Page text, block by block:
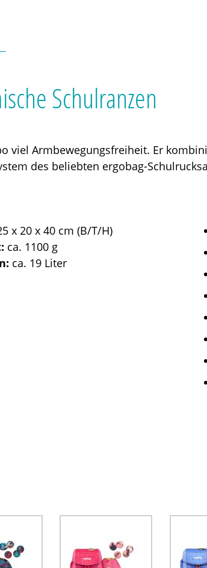
Schulranzen
viel Armbewegungsfreiheit. Er
des beliebten ergobag-
x 20 x 40 cm (B/T/H)
ca. 1100 g
ca. 19 Liter